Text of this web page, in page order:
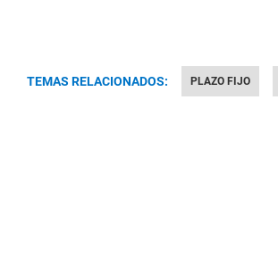
TEMAS RELACIONADOS: PLAZO FIJO